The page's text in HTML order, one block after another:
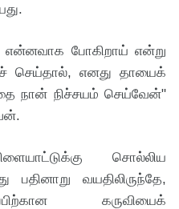
என்னவாக போகிறாய் என்று
செய்தால், எனது தாயைக்
நான் நிச்சயம் செய்வேன்"
சொல்லிய
வயதிலிருந்தே,
கருவியைக்